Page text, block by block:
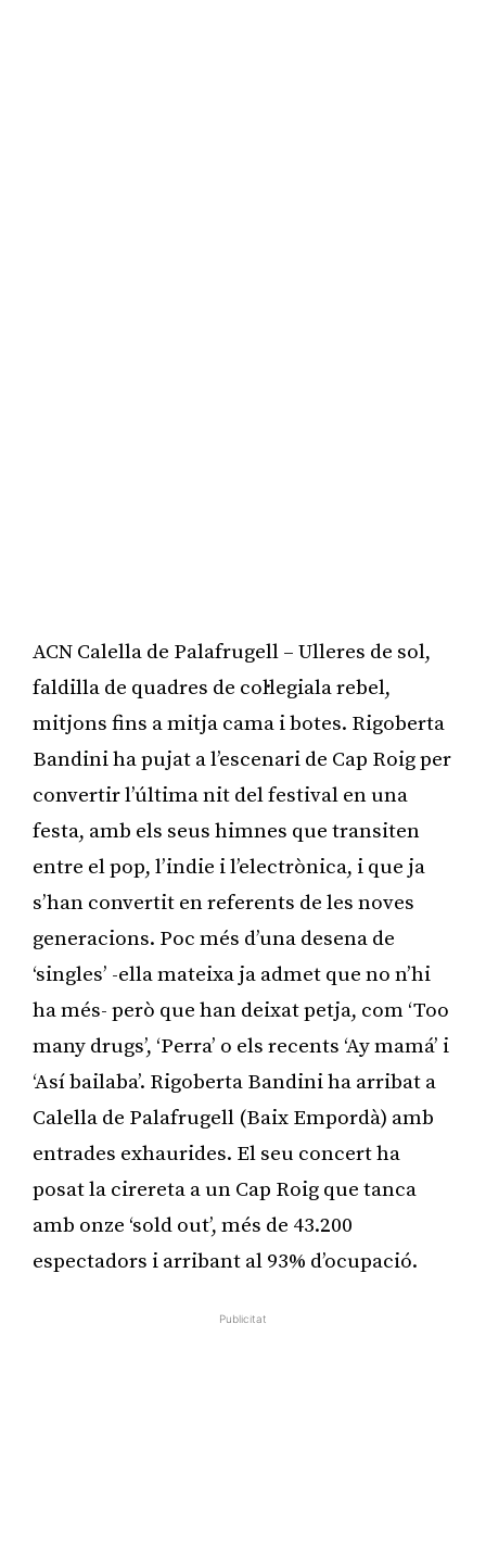
ACN Calella de Palafrugell – Ulleres de sol,
faldilla de quadres de col·legiala rebel,
mitjons fins a mitja cama i botes. Rigoberta
Bandini ha pujat a l’escenari de Cap Roig per
convertir l’última nit del festival en una
festa, amb els seus himnes que transiten
entre el pop, l’indie i l’electrònica, i que ja
s’han convertit en referents de les noves
generacions. Poc més d’una desena de
‘singles’ -ella mateixa ja admet que no n’hi
ha més- però que han deixat petja, com ‘Too
many drugs’, ‘Perra’ o els recents ‘Ay mamá’ i
‘Así bailaba’. Rigoberta Bandini ha arribat a
Calella de Palafrugell (Baix Empordà) amb
entrades exhaurides. El seu concert ha
posat la cirereta a un Cap Roig que tanca
amb onze ‘sold out’, més de 43.200
espectadors i arribant al 93% d’ocupació.
Publicitat